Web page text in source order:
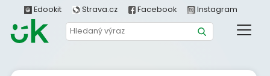
Edookit Strava.cz Facebook Instagram